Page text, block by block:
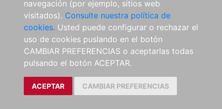
navegación (por ejemplo, sitios web
visitados). Consulte nuestra política de
cookies. Usted puede configurar o rechazar el
uso de cookies puslando en el botón
CAMBIAR PREFERENCIAS o aceptarlas todas
pulsando el botón ACEPTAR.
ACEPTAR CAMBIAR PREFERENCIAS